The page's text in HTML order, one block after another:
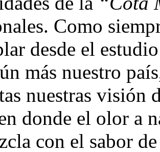
Como
desde el
más nuestro
nuestras visión
donde el olor a
con el sabor